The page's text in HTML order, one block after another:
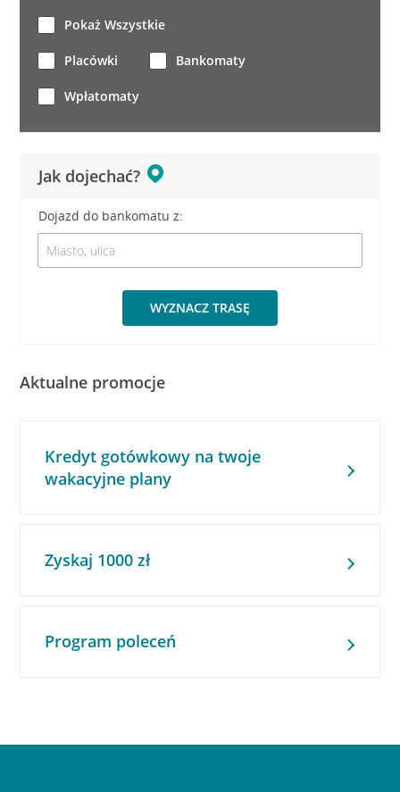
Jak dojechać?
Dojazd do bankomatu z:
WYZNACZ TRASĘ
Pokaż Wszystkie
Placówki Bankomaty
Wpłatomaty
Aktualne promocje
Kredyt gotówkowy na twoje
wakacyjne plany
Zyskaj 1000 zł
Program poleceń